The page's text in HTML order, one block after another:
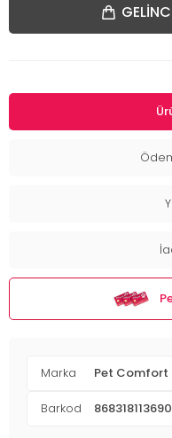
Marka Pet Comfort
Barkod